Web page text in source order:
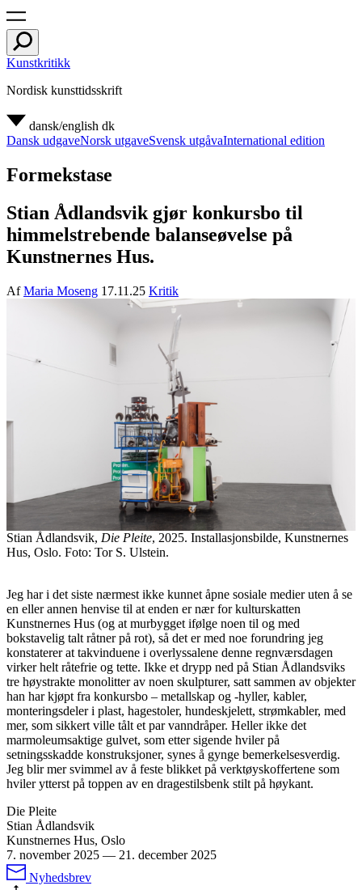
Kunstkritikk
Nordisk kunsttidsskrift
dansk/english dk
Dansk udgaveNorsk utgaveSvensk utgåvaInternational edition
Formekstase
Stian Ådlandsvik gjør konkursbo til
himmelstrebende balanseøvelse på
Kunstnernes Hus.
AfMaria Moseng 17.11.25 Kritik
Stian Ådlandsvik, Die Pleite, 2025. Installasjonsbilde, Kunstnernes
Hus, Oslo. Foto: Tor S. Ulstein.
Jeg har i det siste nærmest ikke kunnet åpne sosiale medier uten å se
en eller annen henvise til at enden er nær for kulturskatten
Kunstnernes Hus (og at murbygget ifølge noen til og med
bokstavelig talt råtner på rot), så det er med noe forundring jeg
konstaterer at takvinduene i overlyssalene denne regnværsdagen
virker helt råtefrie og tette. Ikke et drypp ned på Stian Ådlandsviks
tre høystrakte monolitter av noen skulpturer, satt sammen av objekter
han har kjøpt fra konkursbo – metallskap og -hyller, kabler,
monteringsdeler i plast, hagestoler, hundeskjelett, strømkabler, med
mer, som sikkert ville tålt et par vanndråper. Heller ikke det
marmoleumsaktige gulvet, som etter sigende hviler på
setningsskadde konstruksjoner, synes å gynge bemerkelsesverdig.
Jeg blir mer svimmel av å feste blikket på verktøyskoffertene som
hviler ytterst på toppen av en dragestilsbenk stilt på høykant.
Die Pleite
Stian Ådlandsvik
Kunstnernes Hus, Oslo
7. november 2025 — 21. december 2025
Nyhedsbrev